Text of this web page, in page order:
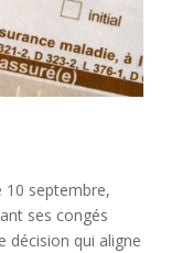
10 septembre,
ses congés
décision qui aligne